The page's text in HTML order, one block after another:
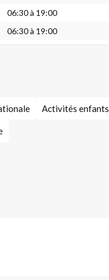
06:30 à 19:00
06:30 à 19:00
Activités enfants